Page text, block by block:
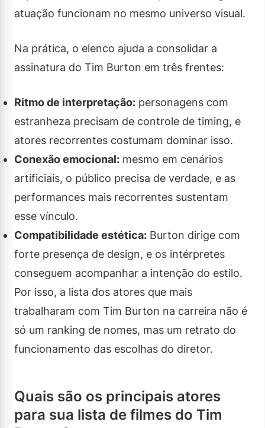
atuação funcionam no mesmo universo visual.
Na prática, o elenco ajuda a consolidar a
assinatura do Tim Burton em três frentes:
Ritmo de interpretação: personagens com
estranheza precisam de controle de timing, e
atores recorrentes costumam dominar isso.
Conexão emocional: mesmo em cenários
artificiais, o público precisa de verdade, e as
performances mais recorrentes sustentam
esse vínculo.
Compatibilidade estética: Burton dirige com
forte presença de design, e os intérpretes
conseguem acompanhar a intenção do estilo.
Por isso, a lista dos atores que mais
trabalharam com Tim Burton na carreira não é
só um ranking de nomes, mas um retrato do
funcionamento das escolhas do diretor.
Quais são os principais atores
para sua lista de filmes do Tim